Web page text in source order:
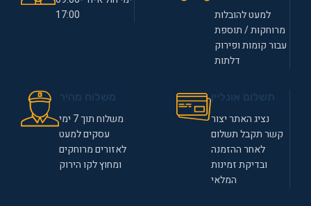
למעט להובלות
מרוחקות / תוספת
עבור קומות ופירוק
דלתות
17:00
נציג האתר יצור
קשר תקבל תשלום
לאחר ההזמנה
ובדיקת זמינות
המלאי
משלוח תוך 7 ימי
עסקים למעט
לאזורים מרוחקים
ומחוץ לקו הירוק